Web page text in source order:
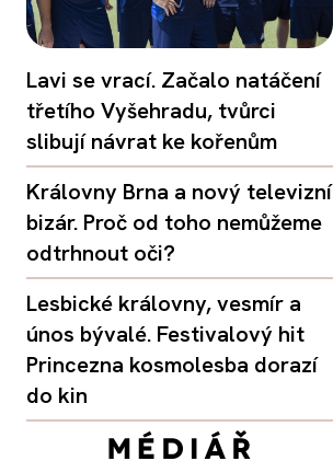
Lavi se vrací. Začalo natáčení
třetího Vyšehradu, tvůrci
slibují návrat ke kořenům
Královny Brna a nový televizní
bizár. Proč od toho nemůžeme
odtrhnout oči?
Lesbické královny, vesmír a
únos bývalé. Festivalový hit
Princezna kosmolesba dorazí
do kin